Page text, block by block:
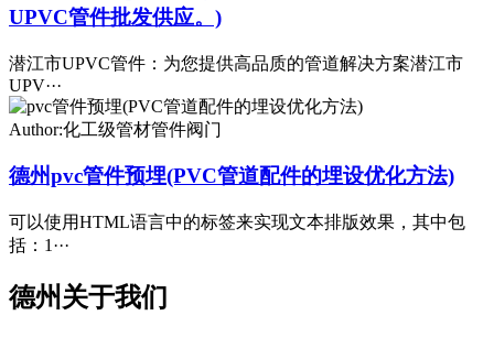
UPVC管件批发供应。)
潜江市UPVC管件：为您提供高品质的管道解决方案潜江市
UPV···
Author:化工级管材管件阀门
德州pvc管件预埋(PVC管道配件的埋设优化方法)
可以使用HTML语言中的标签来实现文本排版效果，其中包
括：1···
德州关于我们